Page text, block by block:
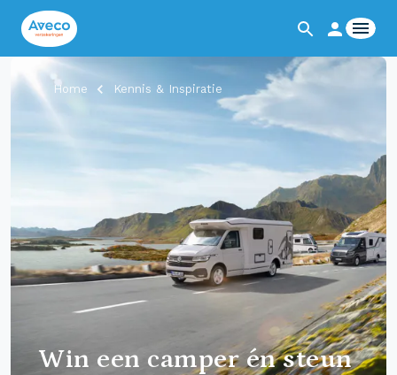
Home Kennis & Inspiratie
Win een camper én steun